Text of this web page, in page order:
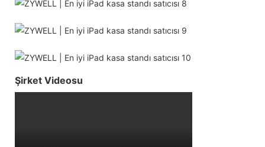
Şirket Videosu